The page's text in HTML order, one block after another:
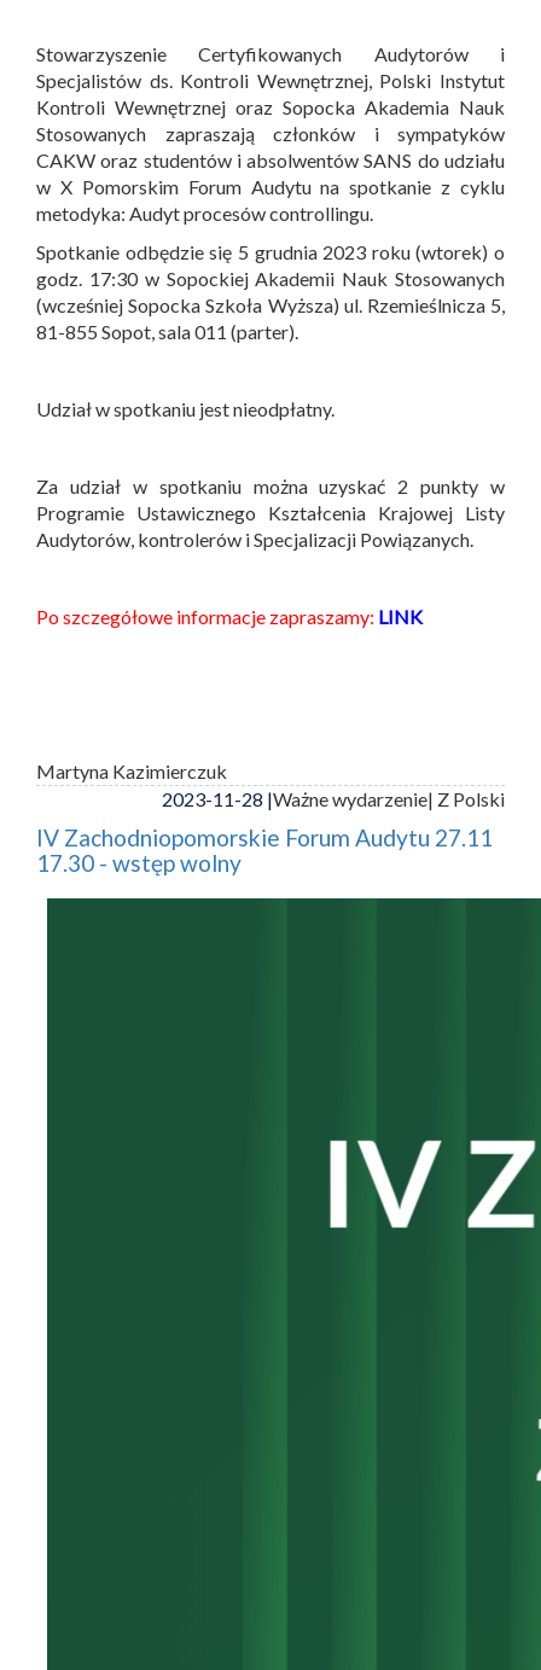
Stowarzyszenie Certyfikowanych Audytorów i
Specjalistów ds. Kontroli Wewnętrznej, Polski Instytut
Kontroli Wewnętrznej oraz Sopocka Akademia Nauk
Stosowanych zapraszają członków i sympatyków
CAKW oraz studentów i absolwentów SANS do udziału
w X Pomorskim Forum Audytu na spotkanie z cyklu
metodyka: Audyt procesów controllingu.
Spotkanie odbędzie się 5 grudnia 2023 roku (wtorek) o
godz. 17:30 w Sopockiej Akademii Nauk Stosowanych
(wcześniej Sopocka Szkoła Wyższa) ul. Rzemieślnicza 5,
81-855 Sopot, sala 011 (parter).
Udział w spotkaniu jest nieodpłatny.
Za udział w spotkaniu można uzyskać 2 punkty w
Programie Ustawicznego Kształcenia Krajowej Listy
Audytorów, kontrolerów i Specjalizacji Powiązanych.
Po szczegółowe informacje zapraszamy: LINK
Martyna Kazimierczuk
2023-11-28 |Ważne wydarzenie| Z Polski
IV Zachodniopomorskie Forum Audytu 27.11
17.30 - wstęp wolny